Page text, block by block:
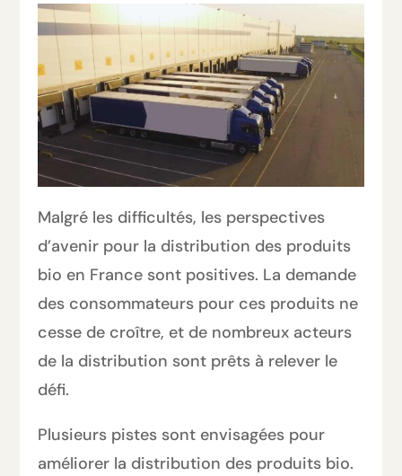
Malgré les difficultés, les perspectives
d’avenir pour la distribution des produits
bio en France sont positives. La demande
des consommateurs pour ces produits ne
cesse de croître, et de nombreux acteurs
de la distribution sont prêts à relever le
défi.
Plusieurs pistes sont envisagées pour
améliorer la distribution des produits bio.